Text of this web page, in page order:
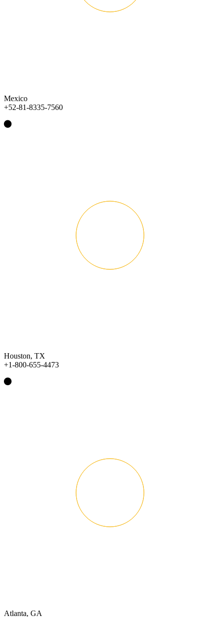
Mexico
+52-81-8335-7560
Houston, TX
+1-800-655-4473
Atlanta, GA